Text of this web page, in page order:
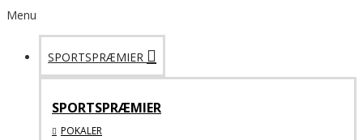
Menu
SPORTSPRÆMIER
SPORTSPRÆMIER
POKALER